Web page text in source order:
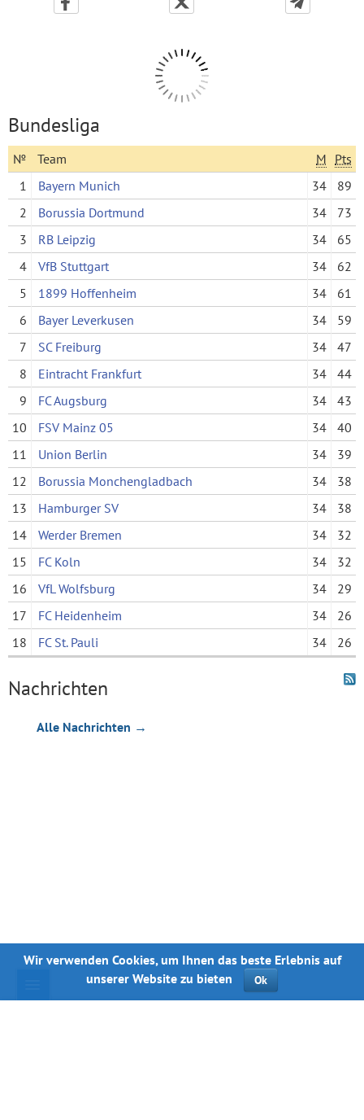
Bundesliga
№ Team M Pts
1
Bayern Munich 34
89
2
Borussia Dortmund 34
73
3
RB Leipzig 34
65
4
VfB Stuttgart 34
62
5
1899 Hoffenheim 34
61
6
Bayer Leverkusen 34
59
7
SC Freiburg 34
47
8
Eintracht Frankfurt 34
44
9
FC Augsburg 34
43
10
FSV Mainz 05 34
40
11
Union Berlin 34
39
12
Borussia Monchengladbach 34
38
13
Hamburger SV 34
38
14
Werder Bremen 34
32
15
FC Koln 34
32
16
VfL Wolfsburg 34
29
17
FC Heidenheim 34
26
18
FC St. Pauli 34 26
Nachrichten
Alle Nachrichten →
Wir verwenden Cookies, um Ihnen das beste Erlebnis auf
unserer Website zu bieten
Ok